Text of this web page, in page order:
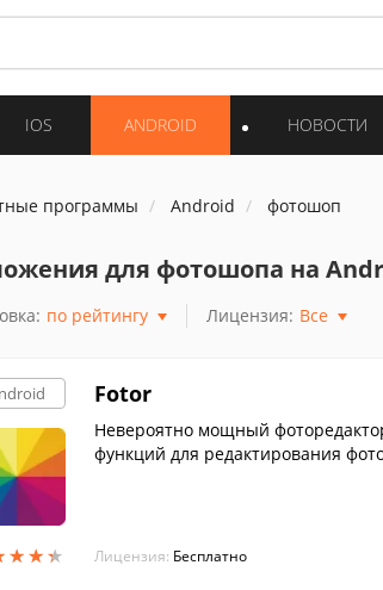
IOS ANDROID НОВОСТИ
программы Android фотошоп
для фотошопа на
по рейтингу Лицензия: Все
★★★
★★★
Fotor
Невероятно мощный
функций для редактирования
Лицензия: Бесплатно